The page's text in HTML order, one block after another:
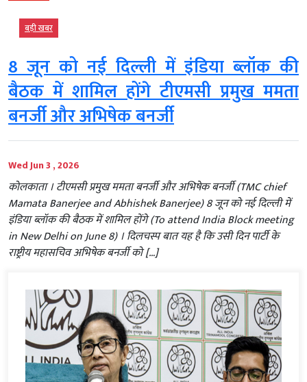
बड़ी खबर
8 जून को नई दिल्ली में इंडिया ब्लॉक की
बैठक में शामिल होंगे टीएमसी प्रमुख ममता
बनर्जी और अभिषेक बनर्जी
Wed Jun 3 , 2026
कोलकाता । टीएमसी प्रमुख ममता बनर्जी और अभिषेक बनर्जी (TMC chief
Mamata Banerjee and Abhishek Banerjee) 8 जून को नई दिल्ली में
इंडिया ब्लॉक की बैठक में शामिल होंगे (To attend India Block meeting
in New Delhi on June 8) । दिलचस्प बात यह है कि उसी दिन पार्टी के
राष्ट्रीय महासचिव अभिषेक बनर्जी को […]